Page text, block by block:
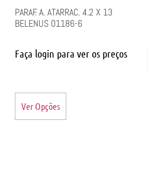
PARAF. A. ATARRAC. 4.2 X 13
BELENUS 01186-6
Faça login para ver os preços
Ver Opções